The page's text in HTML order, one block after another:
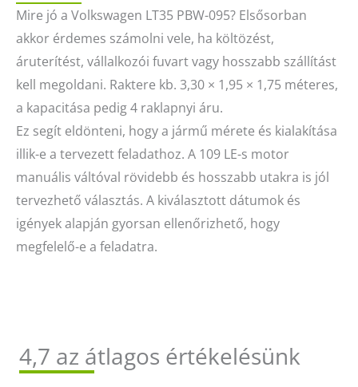
Mire jó a Volkswagen LT35 PBW-095? Elsősorban
akkor érdemes számolni vele, ha költözést,
áruterítést, vállalkozói fuvart vagy hosszabb szállítást
kell megoldani. Raktere kb. 3,30 × 1,95 × 1,75 méteres,
a kapacitása pedig 4 raklapnyi áru.
Ez segít eldönteni, hogy a jármű mérete és kialakítása
illik-e a tervezett feladathoz. A 109 LE-s motor
manuális váltóval rövidebb és hosszabb utakra is jól
tervezhető választás. A kiválasztott dátumok és
igények alapján gyorsan ellenőrizhető, hogy
megfelelő-e a feladatra.
4,7 az átlagos értékelésünk